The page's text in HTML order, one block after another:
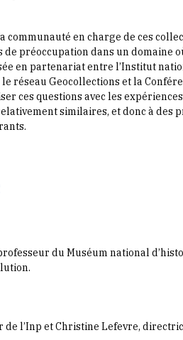
communauté en charge de ces
préoccupation dans un domaine
en partenariat entre l’Institut
réseau Geocollections et la
ces questions avec les
similaires, et donc à des
du Muséum national
de l’Inp et Christine Lefevre,